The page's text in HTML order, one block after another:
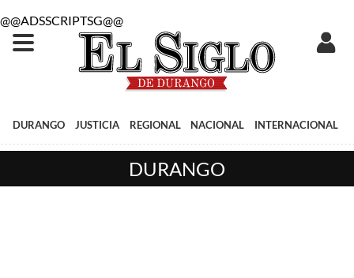
@@ADSSCRIPTSG@@
DURANGO JUSTICIA REGIONAL NACIONAL INTERNACIONAL
DURANGO